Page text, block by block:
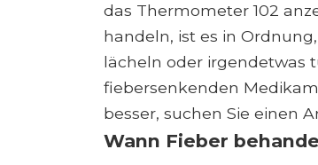
das Thermometer 102
handeln, ist es in
lächeln oder irgendetwas
fiebersenkenden
besser, suchen Sie einen
Wann Fieber